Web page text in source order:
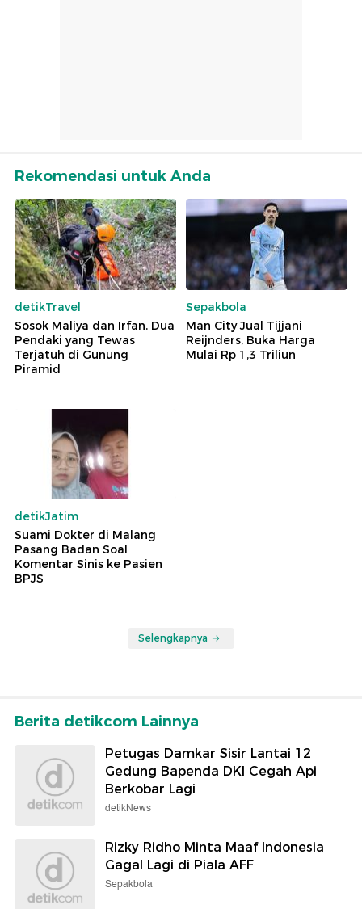
Rekomendasi untuk Anda
detikTravel
Sosok Maliya dan Irfan, Dua
Pendaki yang Tewas
Terjatuh di Gunung
Piramid
Sepakbola
Man City Jual Tijjani
Reijnders, Buka Harga
Mulai Rp 1,3 Triliun
detikJatim
Suami Dokter di Malang
Pasang Badan Soal
Komentar Sinis ke Pasien
BPJS
Selengkapnya
Berita detikcom Lainnya
Petugas Damkar Sisir Lantai 12
Gedung Bapenda DKI Cegah Api
Berkobar Lagi
detikNews
Rizky Ridho Minta Maaf Indonesia
Gagal Lagi di Piala AFF
Sepakbola